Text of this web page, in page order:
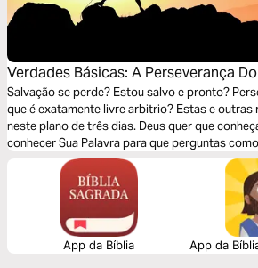
Verdades Básicas: A Perseverança
Salvação se perde? Estou salvo e pronto?
que é exatamente livre arbitrio? Estas e
neste plano de três dias. Deus quer que
conhecer Sua Palavra para que perguntas como
questionar a fé.
App da Bíblia App da